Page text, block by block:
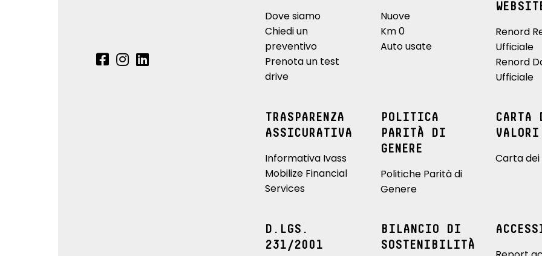
Dove siamo
Chiedi un
preventivo
Prenota un test
drive
Nuove
Km 0
Auto usate
Renord
Ufficiale
Renord
Ufficiale
TRASPARENZA
ASSICURATIVA
Informativa Ivass
Mobilize Financial
Services
POLITICA
PARITÀ DI
GENERE
Politiche Parità di
Genere
CARTA
VALORI
Carta dei
D.LGS.
231/2001
BILANCIO DI
SOSTENIBILITÀ